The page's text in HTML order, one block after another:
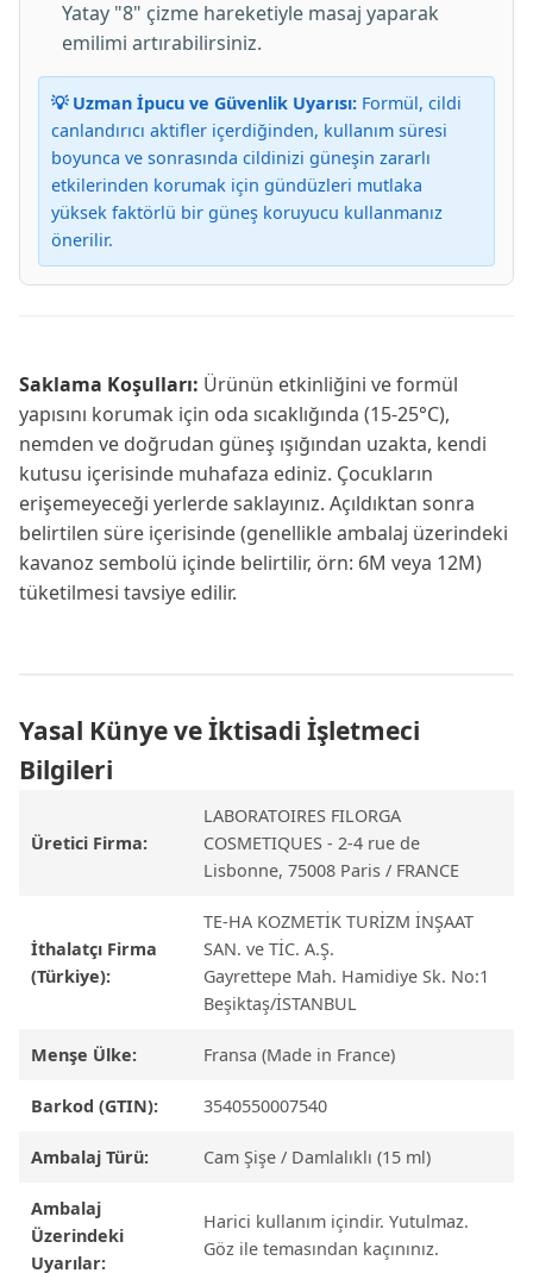
Yatay "8" çizme hareketiyle masaj yaparak
emilimi artırabilirsiniz.
💡 Uzman İpucu ve Güvenlik Uyarısı: Formül, cildi
canlandırıcı aktifler içerdiğinden, kullanım süresi
boyunca ve sonrasında cildinizi güneşin zararlı
etkilerinden korumak için gündüzleri mutlaka
yüksek faktörlü bir güneş koruyucu kullanmanız
önerilir.
Saklama Koşulları: Ürünün etkinliğini ve formül
yapısını korumak için oda sıcaklığında (15-25°C),
nemden ve doğrudan güneş ışığından uzakta, kendi
kutusu içerisinde muhafaza ediniz. Çocukların
erişemeyeceği yerlerde saklayınız. Açıldıktan sonra
belirtilen süre içerisinde (genellikle ambalaj üzerindeki
kavanoz sembolü içinde belirtilir, örn: 6M veya 12M)
tüketilmesi tavsiye edilir.
Yasal Künye ve İktisadi İşletmeci
Bilgileri
Üretici Firma:
LABORATOIRES FILORGA
COSMETIQUES - 2-4 rue de
Lisbonne, 75008 Paris / FRANCE
İthalatçı Firma
(Türkiye):
TE-HA KOZMETİK TURİZM İNŞAAT
SAN. ve TİC. A.Ş.
Gayrettepe Mah. Hamidiye Sk. No:1
Beşiktaş/İSTANBUL
Menşe Ülke: Fransa (Made in France)
Barkod (GTIN): 3540550007540
Ambalaj Türü: Cam Şişe / Damlalıklı (15 ml)
Ambalaj
Üzerindeki
Uyarılar:
Harici kullanım içindir. Yutulmaz.
Göz ile temasından kaçınınız.